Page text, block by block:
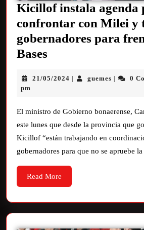
Kicillof instala agenda
confrontar con Milei y
gobernadores para
Bases
21/05/2024 guemes 0
pm
El ministro de Gobierno bonaerense,
este lunes que desde la provincia que
Kicillof “están trabajando en
gobernadores para que no se apruebe
Read More